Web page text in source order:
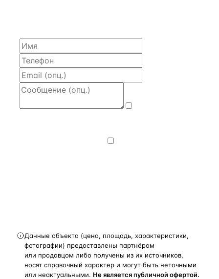
Данные объекта (цена, площадь, характеристики,
фотографии) предоставлены партнёром
или продавцом либо получены из их источников,
носят справочный характер и могут быть неточными
или неактуальными. Не является публичной офертой.